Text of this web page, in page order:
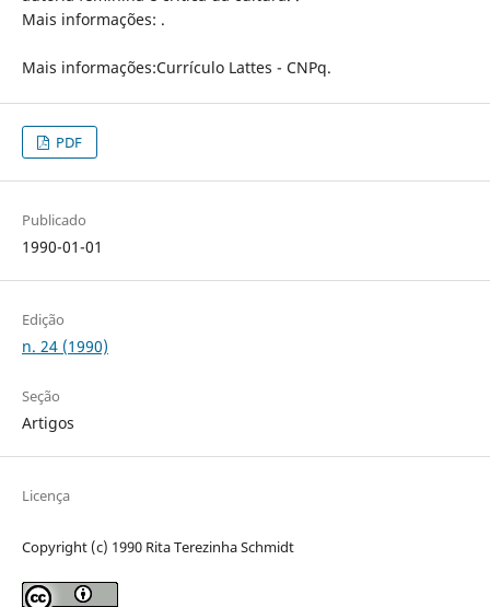
Mais informações: .
Mais informações:Currículo Lattes - CNPq.
PDF
Publicado
1990-01-01
Edição
n. 24 (1990)
Seção
Artigos
Licença
Copyright (c) 1990 Rita Terezinha Schmidt